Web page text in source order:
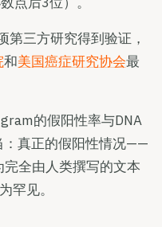
第三方研究得到验证，
和美国癌症研究协会最
的假阳性率与DNA
：真正的假阳性情况——
全由人类撰写的文本
罕见。